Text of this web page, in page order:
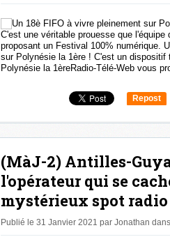
C'est une véritable prouesse que
proposant un Festival 100% numérique.
sur Polynésie la 1ère ! C'est un dispositif
Polynésie la 1èreRadio-Télé-Web vous
Repost
(MàJ-2) Antilles-
l'opérateur qui se
mystérieux spot radio
Publié le 31 Janvier 2021 par Jonathan dans